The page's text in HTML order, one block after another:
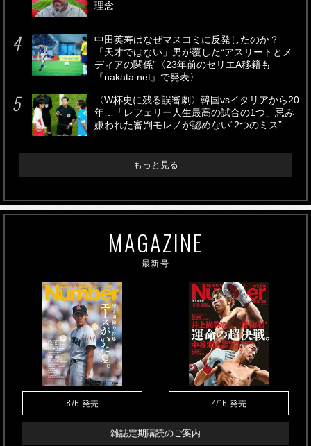
理念
中田英寿はなぜマスコミに反発したのか？
「天才ではない」男が覆した“アスリートとメ
ディアの関係”〈23年前のセリエA移籍も
『nakata.net』で発表〉
〈W杯史に残る誤審劇〉韓国vsイタリアから20
年…「レフェリー人生最高の試合の1つ」忌み
嫌われた審判モレノが認めない“2つのミス”
もっと見る
MAGAZINE
最新号
8/6 発売 4/16 発売
雑誌定期購読のご案内